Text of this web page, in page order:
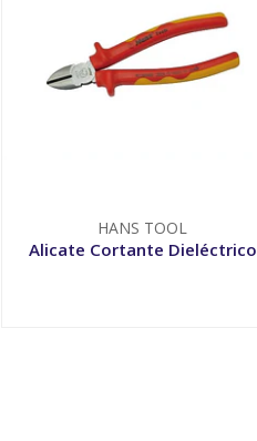
HANS TOOL
Alicate Cortante Dieléctrico